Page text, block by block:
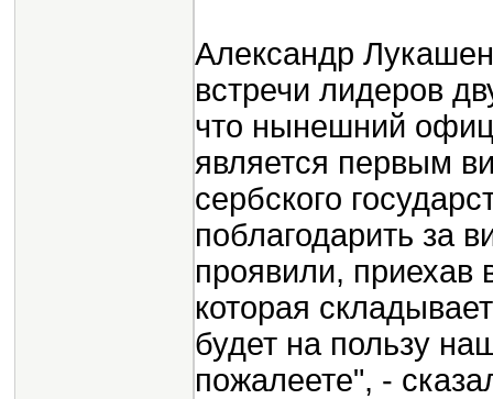
Александр
встречи лидеров
что нынешний
является первым
сербского
поблагодарить за
проявили, приехав
которая
будет на пользу
пожалеете", -